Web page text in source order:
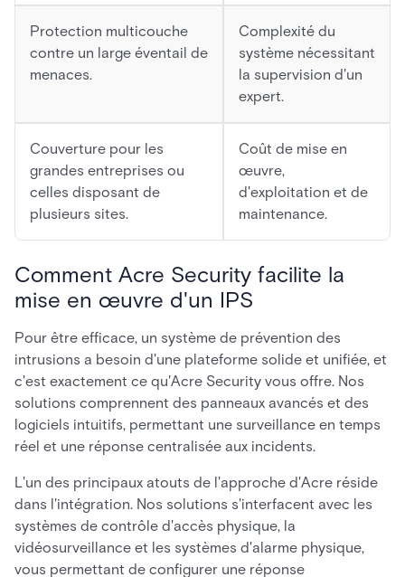
Protection multicouche
contre un large éventail de
menaces.
Complexité du
système nécessitant
la supervision d'un
expert.
Couverture pour les
grandes entreprises ou
celles disposant de
plusieurs sites.
Coût de mise en
œuvre,
d'exploitation et de
maintenance.
Comment Acre Security facilite la
mise en œuvre d'un IPS
Pour être efficace, un système de prévention des
intrusions a besoin d'une plateforme solide et unifiée, et
c'est exactement ce qu'Acre Security vous offre. Nos
solutions comprennent des panneaux avancés et des
logiciels intuitifs, permettant une surveillance en temps
réel et une réponse centralisée aux incidents.
L'un des principaux atouts de l'approche d'Acre réside
dans l'intégration. Nos solutions s'interfacent avec les
systèmes de contrôle d'accès physique, la
vidéosurveillance et les systèmes d'alarme physique,
vous permettant de configurer une réponse